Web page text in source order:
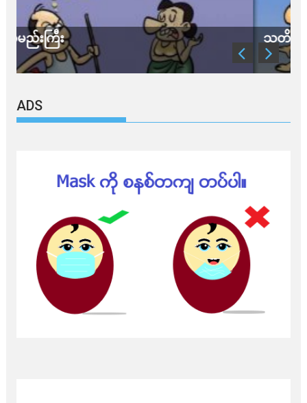
သတိ အိုမီခရွန်တဲ့
ADS